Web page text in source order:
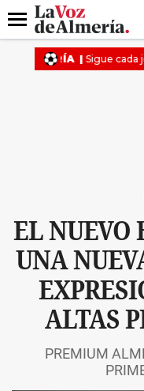
DESTACADO
Menú
EL NUEVO
UNA
ALTAS
PREMIUM